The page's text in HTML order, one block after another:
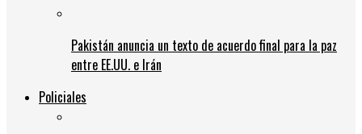
Pakistán anuncia un texto de acuerdo final para la paz
entre EE.UU. e Irán
Policiales